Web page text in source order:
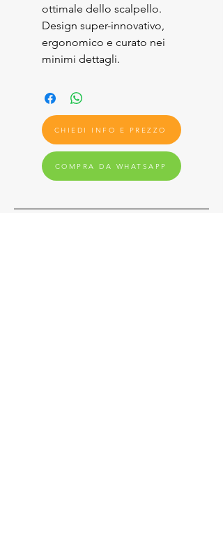
ottimale dello scalpello.
Design super-innovativo,
ergonomico e curato nei
minimi dettagli.
CHIEDI INFO E PREZZO
COMPRA DA WHATSAPP